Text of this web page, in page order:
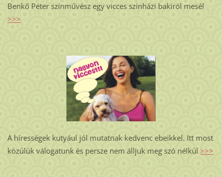
Benkő Péter színművész egy vicces színházi bakiról mesél
>>>
A hírességek kutyául jól mutatnak kedvenc ebeikkel. Itt most
közülük válogatunk és persze nem álljuk meg szó nélkül >>>